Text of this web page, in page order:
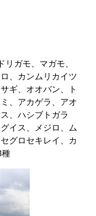
ガモ、マガモ、
、カンムリカイツ
ギ、オオバン、ト
、アカゲラ、アオ
、ハシブトガラ
イス、メジロ、ム
グロセキレイ、カ